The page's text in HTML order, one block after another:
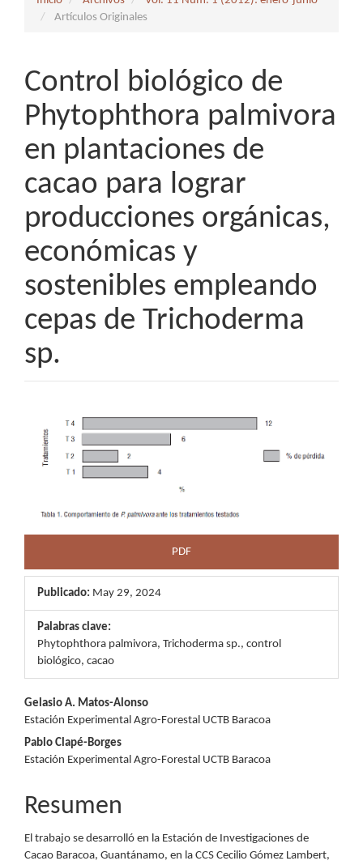
Artículos Originales
Control biológico de
Phytophthora palmivora
en plantaciones de
cacao para lograr
producciones orgánicas,
económicas y
sostenibles empleando
cepas de Trichoderma
sp.
lateral
del
PDF
Publicado: May 29, 2024
Palabras clave:
Phytophthora palmivora, Trichoderma sp., control
biológico, cacao
Contenido
principal
del
artículo
Gelasio A. Matos-Alonso
Estación Experimental Agro-Forestal UCTB Baracoa
Pablo Clapé-Borges
Estación Experimental Agro-Forestal UCTB Baracoa
Resumen
El trabajo se desarrolló en la Estación de Investigaciones de
Cacao Baracoa, Guantánamo, en la CCS Cecilio Gómez Lambert,